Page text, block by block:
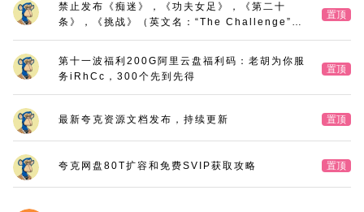
禁止发布《痴迷》，《功夫女足》，《第二十
条》，《挑战》（英文名：“The Challenge”，
又名：《深空拯救者》），《三大队》电影版
置顶
第十一波福利200G阿里云盘福利码：老胡为你服
务iRhCc，300个先到先得
置顶
最新夸克资源文档发布，持续更新 置顶
夸克网盘80T扩容和免费SVIP获取攻略 置顶